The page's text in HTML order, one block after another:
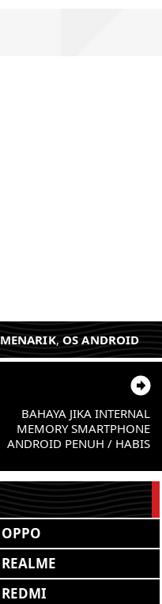
MENARIK, OS ANDROID
BAHAYA JIKA INTERNAL
MEMORY SMARTPHONE
ANDROID PENUH / HABIS
OPPO
REALME
REDMI